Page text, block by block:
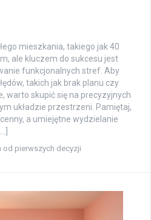
mieszkania, takiego jak 40
ale kluczem do sukcesu jest
funkcjonalnych stref. Aby
takich jak brak planu czy
warto skupić się na precyzyjnych
układzie przestrzeni. Pamiętaj,
a umiejętne wydzielanie
od pierwszych decyzji